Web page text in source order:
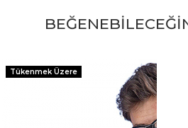
Tükenmek Üzere